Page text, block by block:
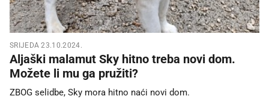
SRIJEDA 23.10.2024.
Aljaški malamut Sky hitno treba novi dom.
Možete li mu ga pružiti?
ZBOG selidbe, Sky mora hitno naći novi dom.